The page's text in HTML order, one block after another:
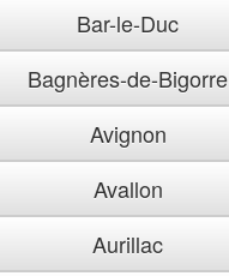
Bar-le-Duc
Bagnères-de-Bigorre
Avignon
Avallon
Aurillac